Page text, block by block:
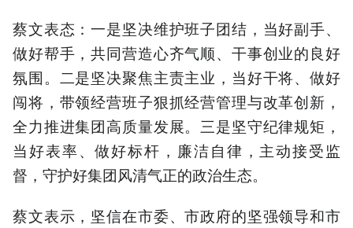
蔡文表态：一是坚决维护班子团结，当好副手、
做好帮手，共同营造心齐气顺、干事创业的良好
氛围。二是坚决聚焦主责主业，当好干将、做好
闯将，带领经营班子狠抓经营管理与改革创新，
全力推进集团高质量发展。三是坚守纪律规矩，
当好表率、做好标杆，廉洁自律，主动接受监
督，守护好集团风清气正的政治生态。
蔡文表示，坚信在市委、市政府的坚强领导和市